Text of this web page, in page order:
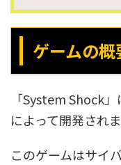
ゲームの
「System Shock
によって開発されま
このゲームはサイ